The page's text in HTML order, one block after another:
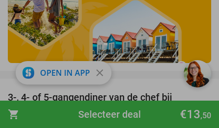
shopping_cart €13,50
Selecteer deal
41%
favorite_border
3-, 4- of 5-gangendiner van de chef bij
Lagerhuis Wolvega
OPEN IN APP close